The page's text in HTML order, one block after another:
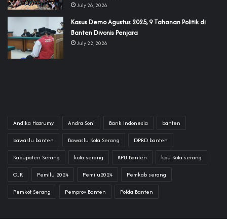
July 28, 2026
‎Kasus Demo Agustus 2025, 9 Tahanan Politik di
Banten Divonis Penjara
July 22, 2026
Andika Hazrumy Andra Soni Bank Indonesia banten
bawaslu banten Bawaslu Kota Serang DPRD banten
Kabupaten Serang kota serang KPU Banten kpu Kota serang
OJK Pemilu 2024 Pemilu2024 Pemkab serang
Pemkot Serang Pemprov Banten Polda Banten